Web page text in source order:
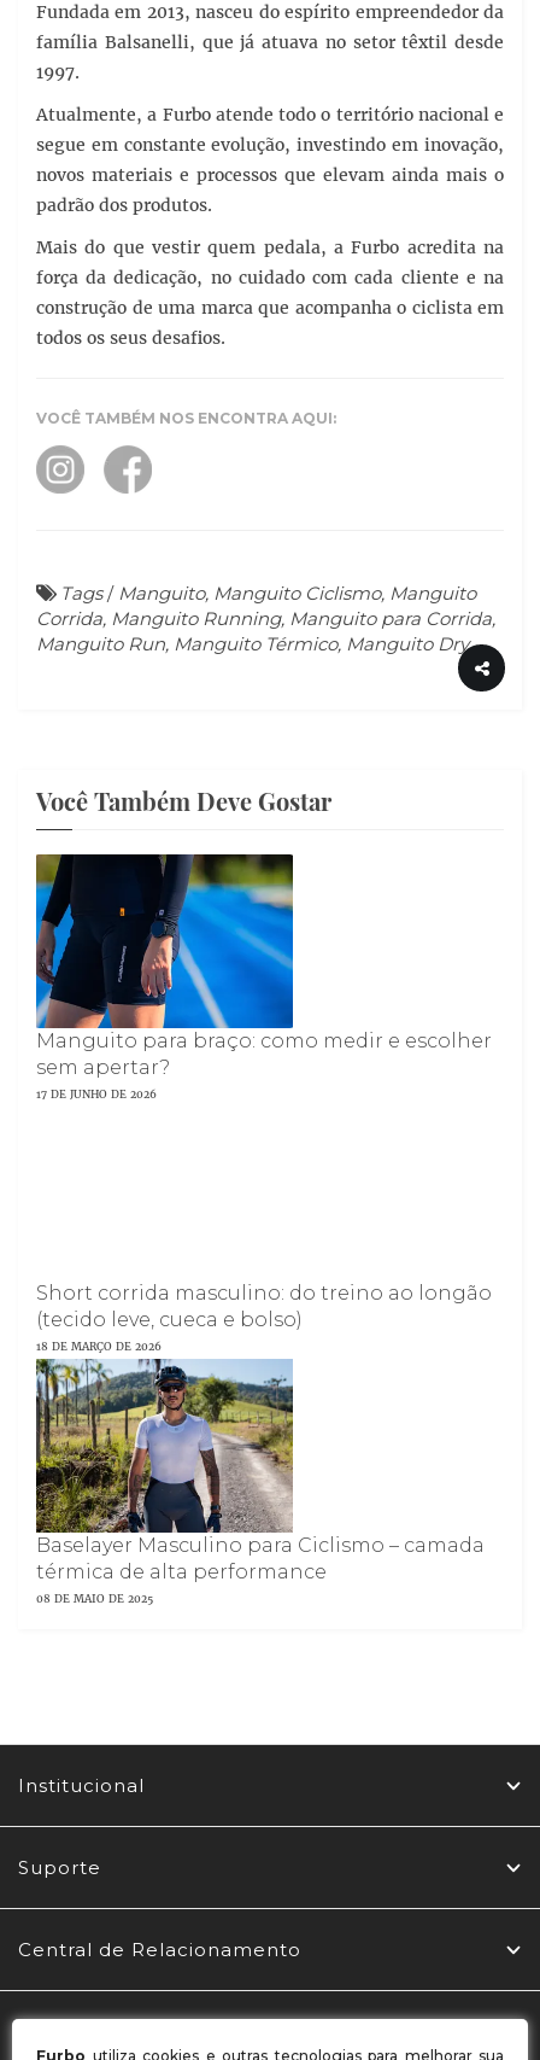
Furbo utiliza cookies e outras tecnologias para melhorar sua
Fundada em 2013, nasceu do espírito empreendedor da
família Balsanelli, que já atuava no setor têxtil desde
1997.
Atualmente, a Furbo atende todo o território nacional e
segue em constante evolução, investindo em inovação,
novos materiais e processos que elevam ainda mais o
padrão dos produtos.
Mais do que vestir quem pedala, a Furbo acredita na
força da dedicação, no cuidado com cada cliente e na
construção de uma marca que acompanha o ciclista em
todos os seus desafios.
VOCÊ TAMBÉM NOS ENCONTRA AQUI:
Tags/ Manguito, Manguito Ciclismo, Manguito
Corrida, Manguito Running, Manguito para Corrida,
Manguito Run, Manguito Térmico, Manguito Dry
Você Também Deve Gostar
Manguito para braço: como medir e escolher
sem apertar?
17 DE JUNHO DE 2026
Short corrida masculino: do treino ao longão
(tecido leve, cueca e bolso)
18 DE MARÇO DE 2026
Baselayer Masculino para Ciclismo – camada
térmica de alta performance
08 DE MAIO DE 2025
Institucional
Suporte
Central de Relacionamento